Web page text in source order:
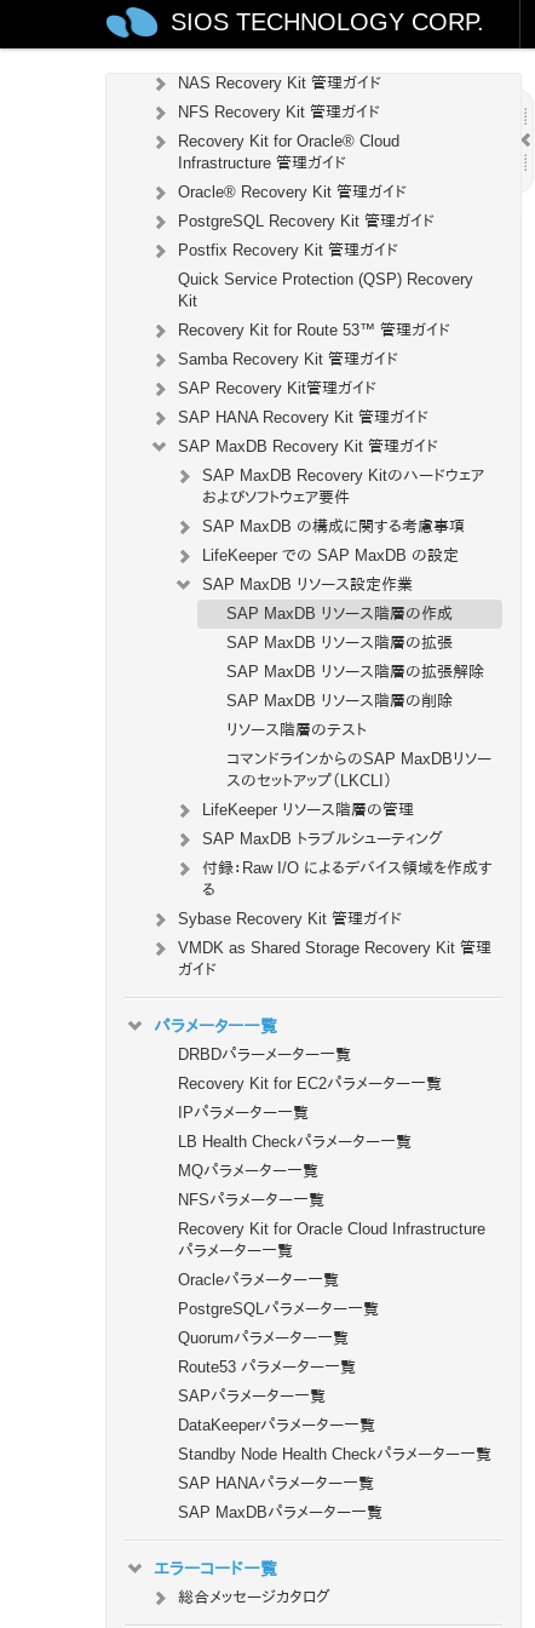
SIOS TECHNOLOGY CORP.
MySQL Recovery Kit 管理ガイド
WebSphere MQ Recovery Kit 管理ガイド
NAS Recovery Kit 管理ガイド
NFS Recovery Kit 管理ガイド
Recovery Kit for Oracle® Cloud
Infrastructure 管理ガイド
Oracle® Recovery Kit 管理ガイド
PostgreSQL Recovery Kit 管理ガイド
Postfix Recovery Kit 管理ガイド
Quick Service Protection (QSP) Recovery
Kit
Recovery Kit for Route 53™ 管理ガイド
Samba Recovery Kit 管理ガイド
SAP Recovery Kit管理ガイド
SAP HANA Recovery Kit 管理ガイド
SAP MaxDB Recovery Kit 管理ガイド
SAP MaxDB Recovery Kitのハードウェア
およびソフトウェア要件
SAP MaxDB の構成に関する考慮事項
LifeKeeper での SAP MaxDB の設定
SAP MaxDB リソース設定作業
SAP MaxDB リソース階層の作成
SAP MaxDB リソース階層の拡張
SAP MaxDB リソース階層の拡張解除
SAP MaxDB リソース階層の削除
リソース階層のテスト
コマンドラインからのSAP MaxDBリソー
スのセットアップ（LKCLI）
LifeKeeper リソース階層の管理
SAP MaxDB トラブルシューティング
付録：Raw I/O によるデバイス領域を作成す
る
Sybase Recovery Kit 管理ガイド
VMDK as Shared Storage Recovery Kit 管理
ガイド
パラメーター一覧
DRBDパラーメーター一覧
Recovery Kit for EC2パラメーター一覧
IPパラメーター一覧
LB Health Checkパラメーター一覧
MQパラメーター一覧
NFSパラメーター一覧
Recovery Kit for Oracle Cloud Infrastructure
パラメーター一覧
Oracleパラメーター一覧
PostgreSQLパラメーター一覧
Quorumパラメーター一覧
Route53 パラメーター一覧
SAPパラメーター一覧
DataKeeperパラメーター一覧
Standby Node Health Checkパラメーター一覧
SAP HANAパラメーター一覧
SAP MaxDBパラメーター一覧
エラーコード一覧
総合メッセージカタログ